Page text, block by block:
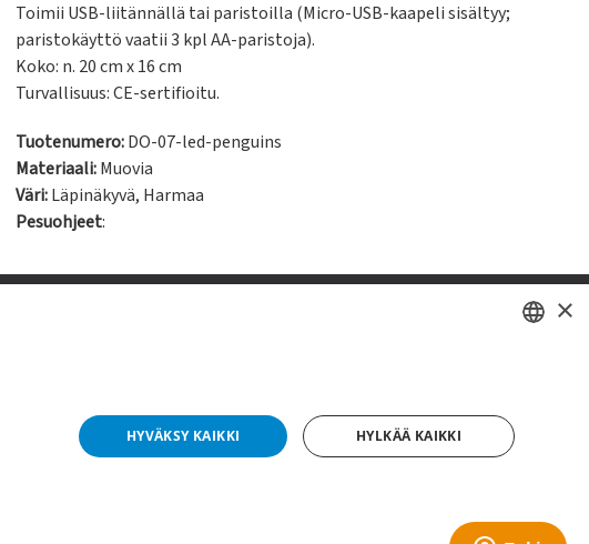
Toimii USB-liitännällä tai paristoilla (Micro-USB-kaapeli sisältyy;
paristokäyttö vaatii 3 kpl AA-paristoja).
Koko: n. 20 cm x 16 cm
Turvallisuus: CE-sertifioitu.
Tuotenumero:DO-07-led-penguins
Materiaali:Muovia
Väri:Läpinäkyvä, Harmaa
Pesuohjeet:
NO
×
HYVÄKSY KAIKKI HYLKÄÄ KAIKKI